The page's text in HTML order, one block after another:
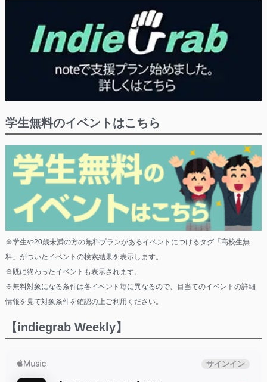
学生無料のイベントはこちら
※学生や20歳未満の方の無料プランがあるイベントにつけるタグ「高校生無
料」がついたイベントの検索結果を表示します。
※既に終わったイベントも表示されます。
※無料対象になる条件は各イベント毎に異なるので、目当てのイベントの詳細
情報を見て対象条件を確認の上ご利用ください。
【indiegrab Weekly】